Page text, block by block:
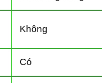
Không
Có